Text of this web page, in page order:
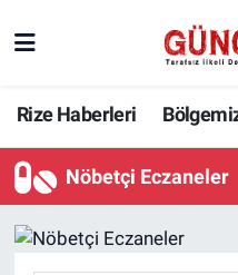
Rize Haberleri
Nöbetçi Eczaneler